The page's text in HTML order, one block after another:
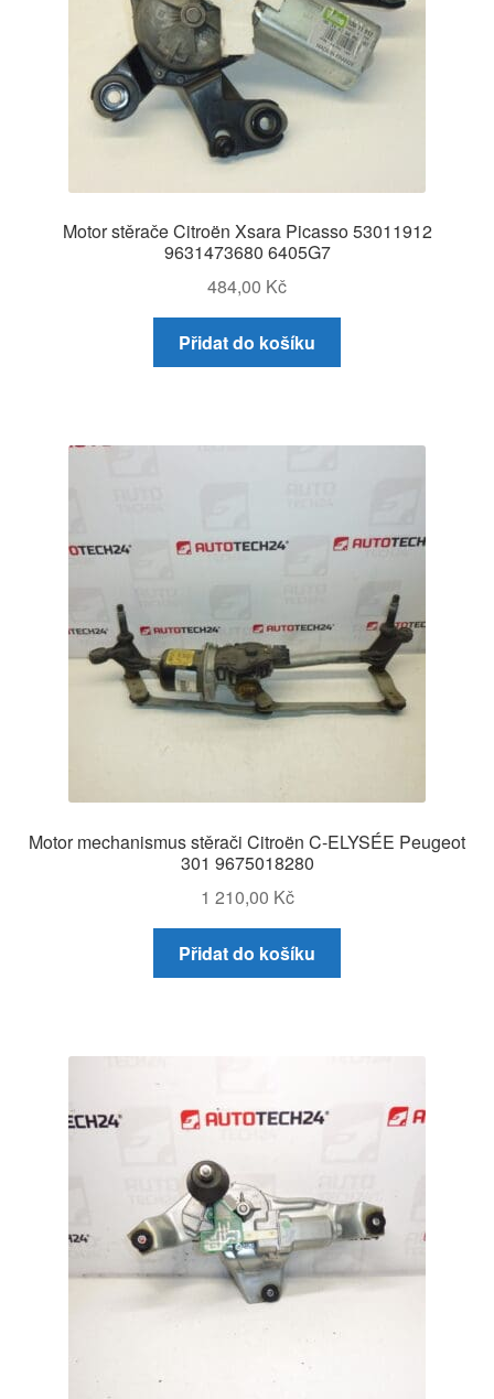
Motor stěrače Citroën Xsara Picasso 53011912
9631473680 6405G7
484,00 Kč
Přidat do košíku
Motor mechanismus stěrači Citroën C-ELYSÉE Peugeot
301 9675018280
1 210,00 Kč
Přidat do košíku